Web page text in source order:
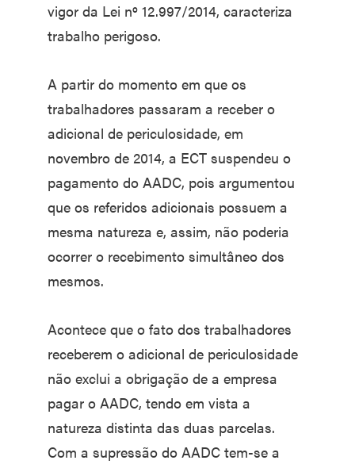
vigor da Lei nº 12.997/2014, caracteriza
trabalho perigoso.
A partir do momento em que os
trabalhadores passaram a receber o
adicional de periculosidade, em
novembro de 2014, a ECT suspendeu o
pagamento do AADC, pois argumentou
que os referidos adicionais possuem a
mesma natureza e, assim, não poderia
ocorrer o recebimento simultâneo dos
mesmos.
Acontece que o fato dos trabalhadores
receberem o adicional de periculosidade
não exclui a obrigação de a empresa
pagar o AADC, tendo em vista a
natureza distinta das duas parcelas.
Com a supressão do AADC tem-se a